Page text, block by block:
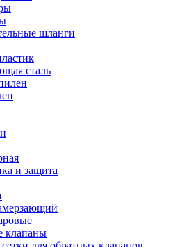
шланги
сталь
и защита
клапаны